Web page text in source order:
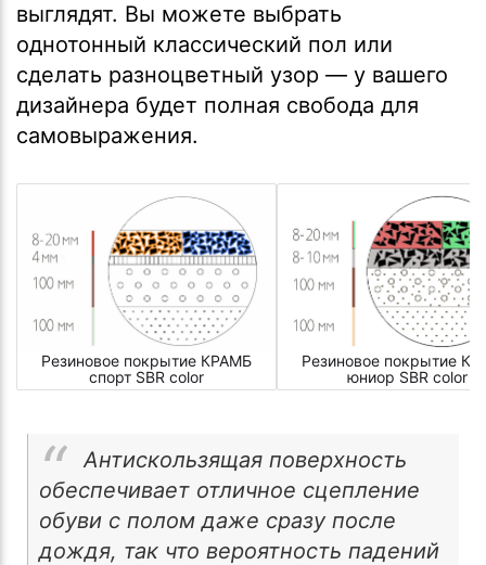
выглядят. Вы можете выбрать
однотонный классический пол или
сделать разноцветный узор — у вашего
дизайнера будет полная свобода для
самовыражения.
Резиновое покрытие КРАМБ
спорт SBR color
Резиновое покрытие
юниор SBR color
Антискользящая поверхность
обеспечивает отличное сцепление
обуви с полом даже сразу после
дождя, так что вероятность падений